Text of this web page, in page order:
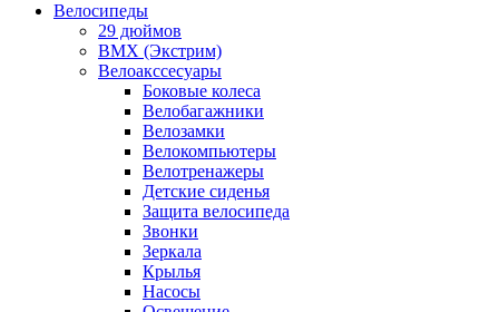
Велосипеды
29 дюймов
BMX (Экстрим)
Велоакссесуары
Боковые колеса
Велобагажники
Велозамки
Велокомпьютеры
Велотренажеры
Детские сиденья
Защита велосипеда
Звонки
Зеркала
Крылья
Насосы